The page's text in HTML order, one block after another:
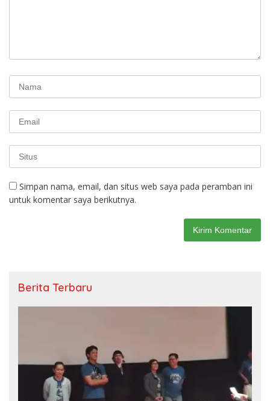
Simpan nama, email, dan situs web saya pada peramban ini
untuk komentar saya berikutnya.
Berita Terbaru